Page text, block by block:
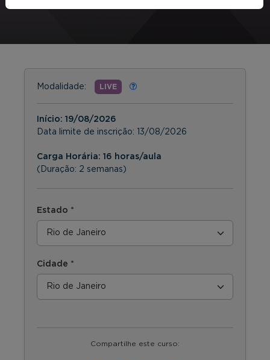
Modalidade: LIVE
Início: 19/08/2026
Data limite de inscrição: 13/08/2026
Carga Horária: 16 horas/aula
(Duração: 2 semanas)
Estado *
Cidade *
Compartilhe este curso: